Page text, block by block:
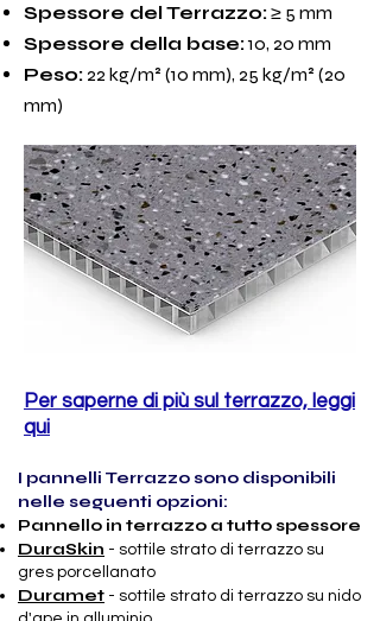
Spessore del Terrazzo:≥ 5 mm
Spessore della base:10, 20 mm
Peso: 22 kg/m² (10 mm), 25 kg/m² (20
mm)
Per saperne di più sul terrazzo, leggi
qui
I pannelli Terrazzo sono disponibili
nelle seguenti opzioni:
Pannello in terrazzo a tutto spessore
DuraSkin - sottile strato di terrazzo su
gres porcellanato
Duramet - sottile strato di terrazzo su nido